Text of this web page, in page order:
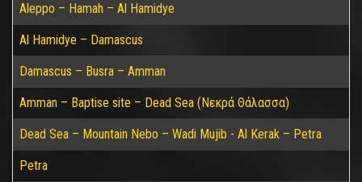
Aleppo – Hamah – Al Hamidye
Al Hamidye – Damascus
Damascus – Busra – Amman
Amman – Baptise site – Dead Sea (Νεκρά Θάλασσα)
Dead Sea – Mountain Nebo – Wadi Mujib - Al Kerak – Petra
Petra